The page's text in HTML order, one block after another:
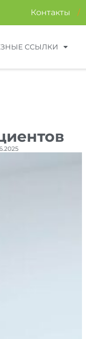
Контакты /
ССЫЛКИ